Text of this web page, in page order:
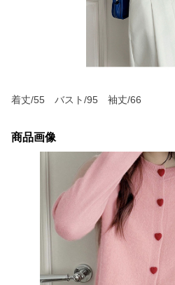
着丈/55 バスト/95 袖丈/66
商品画像